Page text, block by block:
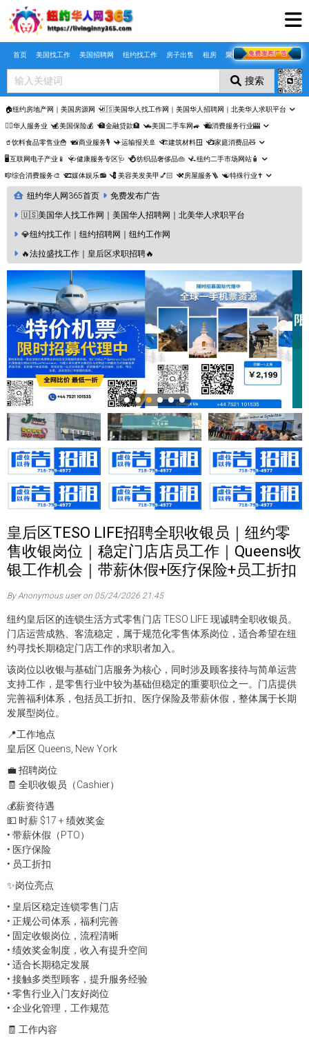
Skip to main content
首页 美国找工作 美国招聘网 纽约找工作 房子出售 租房 聚合页
搜索
🏠纽约房地产网｜美国房源网 🇺🇸美国华人找工作网｜美国华人招聘网｜北美华人求职平台
🤵‍♀️华人服务业 💰美国保险💰 🏦金融贷款🏦 🚗美国二手车网🚙 🛍️消费服务行业🎰
🥤饮料食品零售业🍟 📸商业服务🎙️ ✈️运输报关🚢 🏗️建筑材料🪟 📺家庭消费品🧸
🖥️互联网电子产业📱 🩺健康服务专区🩺 💍纺织品奢侈品👜 🛴纽约二手市场网站🧴
🎼综合消费服务🎨 🎞️媒体娱乐📻 💈美容美发美甲💅🏻 ⚒️房屋服务🪜 ☯️特殊行业✝️
纽约华人网365首页
免费发布广告
🇺🇸美国华人找工作网｜美国华人招聘网｜北美华人求职平台
💎纽约找工作｜纽约招聘网｜纽约工作网
🔥法拉盛找工作｜皇后区求职招聘🔥
皇后区TESO LIFE招聘全职收银员｜纽约零
售收银岗位｜稳定门店店员工作｜Queens收
银工作机会｜带薪休假+医疗保险+员工折扣
By Anonymous user on 05/24/2026 21:45
纽约皇后区的连锁生活方式零售门店 TESO LIFE 现诚聘全职收银员。
门店运营成熟、客流稳定，属于规范化零售体系岗位，适合希望在纽
约寻找长期稳定门店工作的求职者加入。
该岗位以收银与基础门店服务为核心，同时涉及顾客接待与简单运营
支持工作，是零售行业中较为基础但稳定的重要职位之一。门店提供
完善福利体系，包括员工折扣、医疗保险及带薪休假，整体属于长期
发展型岗位。
📍工作地点
皇后区 Queens, New York
💼 招聘岗位
🧾 全职收银员（Cashier）
💰薪资待遇
💵 时薪 $17 + 绩效奖金
• 带薪休假（PTO）
• 医疗保险
• 员工折扣
✨岗位亮点
• 皇后区稳定连锁零售门店
• 正规公司体系，福利完善
• 固定收银岗位，流程清晰
• 绩效奖金制度，收入有提升空间
• 适合长期稳定发展
• 接触多类型顾客，提升服务经验
• 零售行业入门友好岗位
• 企业化管理，工作规范
🧾 工作内容